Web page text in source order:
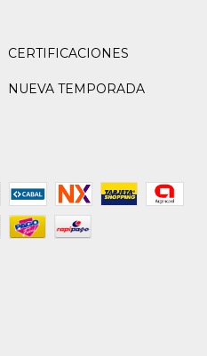
CERTIFICACIONES
NUEVA TEMPORADA